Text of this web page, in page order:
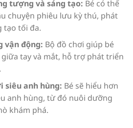
tượng và sáng tạo: Bé có thể
chuyện phiêu lưu kỳ thú, phát
tạo tối đa.
vận động: Bộ đồ chơi giúp bé
tay và mắt, hỗ trợ phát triển
siêu anh hùng: Bé sẽ hiểu hơn
anh hùng, từ đó nuôi dưỡng
khám phá.